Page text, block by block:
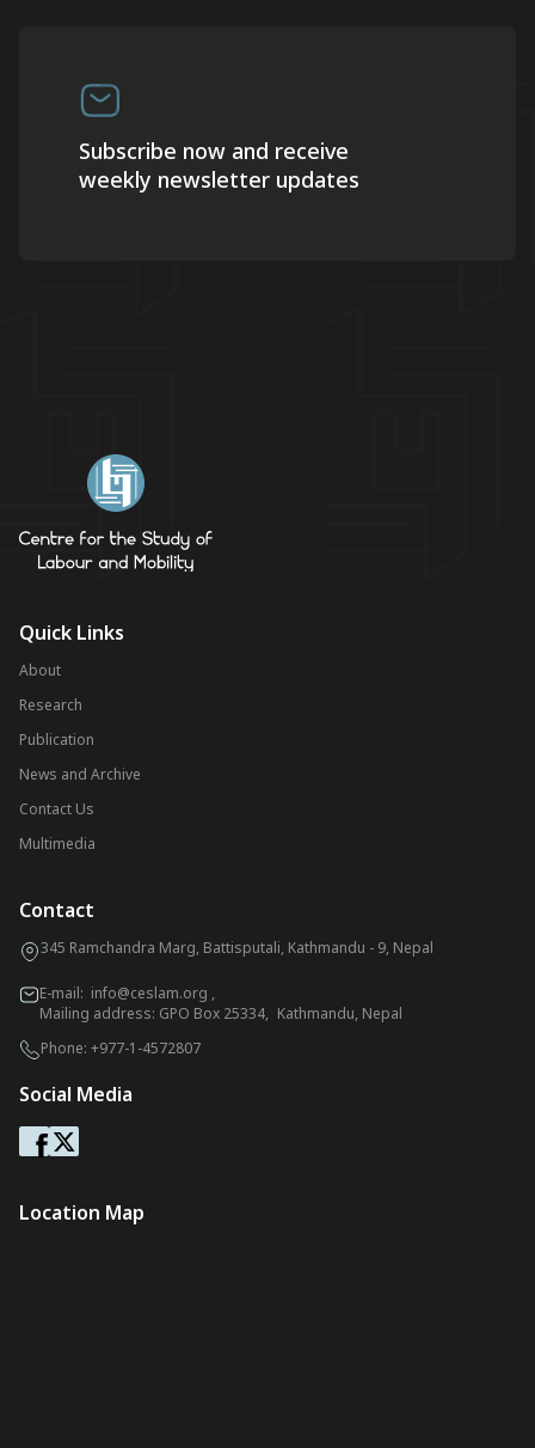
Subscribe now and receive
weekly newsletter updates
Quick Links
About
Research
Publication
News and Archive
Contact Us
Multimedia
Contact
345 Ramchandra Marg, Battisputali, Kathmandu - 9, Nepal
E-mail: info@ceslam.org ,
Mailing address: GPO Box 25334, Kathmandu, Nepal
Phone: +977-1-4572807
Social Media
Location Map